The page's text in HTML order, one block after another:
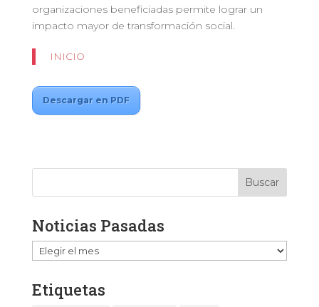
organizaciones beneficiadas permite lograr un
impacto mayor de transformación social.
INICIO
Descargar en PDF
Noticias Pasadas
Noticias
Pasadas
Etiquetas